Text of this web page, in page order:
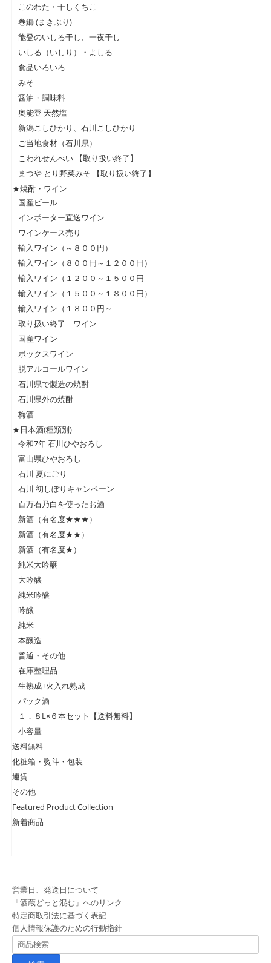
このわた・干しくちこ
巻鰤 (まきぶり)
能登のいしる干し、一夜干し
いしる（いしり）・よしる
食品いろいろ
みそ
醤油・調味料
奥能登 天然塩
新潟こしひかり、石川こしひかり
ご当地食材（石川県）
こわれせんべい 【取り扱い終了】
まつや とり野菜みそ 【取り扱い終了】
★焼酎・ワイン
国産ビール
インポーター直送ワイン
ワインケース売り
輸入ワイン（～８００円）
輸入ワイン（８００円～１２００円）
輸入ワイン（１２００～１５００円
輸入ワイン（１５００～１８００円）
輸入ワイン（１８００円～
取り扱い終了 ワイン
国産ワイン
ボックスワイン
脱アルコールワイン
石川県で製造の焼酎
石川県外の焼酎
梅酒
★日本酒(種類別)
令和7年 石川ひやおろし
富山県ひやおろし
石川 夏にごり
石川 初しぼりキャンペーン
百万石乃白を使ったお酒
新酒（有名度★★★）
新酒（有名度★★）
新酒（有名度★）
純米大吟醸
大吟醸
純米吟醸
吟醸
純米
本醸造
普通・その他
在庫整理品
生熟成+火入れ熟成
パック酒
１．８L×６本セット【送料無料】
小容量
送料無料
化粧箱・熨斗・包装
運賃
その他
Featured Product Collection
新着商品
営業日、発送日について
「酒蔵どっと混む」へのリンク
特定商取引法に基づく表記
個人情報保護のための行動指針
検
索